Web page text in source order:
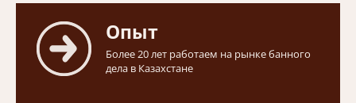
Опыт
Более 20 лет работаем на рынке банного
дела в Казахстане